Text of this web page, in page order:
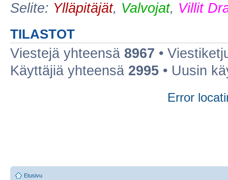
Selite: Ylläpitäjät, Valvojat, Villit
TILASTOT
Viestejä yhteensä 8967 •
Käyttäjiä yhteensä 2995 • Uusin
Error
Etusivu